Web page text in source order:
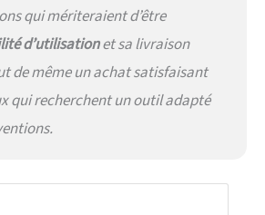
qui mériteraient d’être
d’utilisationet sa livraison
de même un achat satisfaisant
qui recherchent un outil adapté